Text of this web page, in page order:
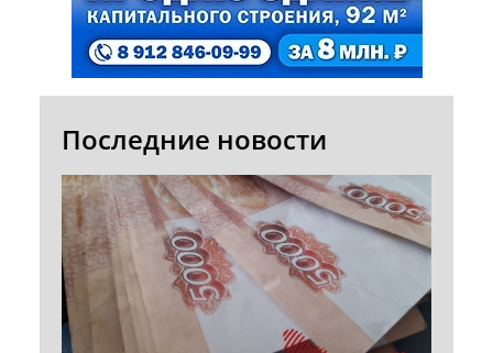
Последние новости